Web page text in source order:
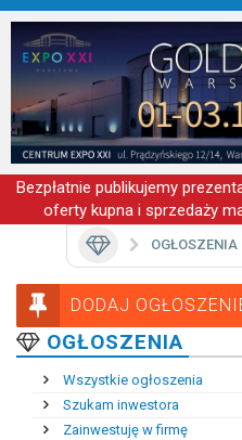
Bezpłatnie publikujemy
oferty kupna i sprzedaży
OGŁOSZENIA
DODAJ
OGŁOSZENIA
Wszystkie ogłoszenia
Szukam inwestora
Zainwestuję w firmę